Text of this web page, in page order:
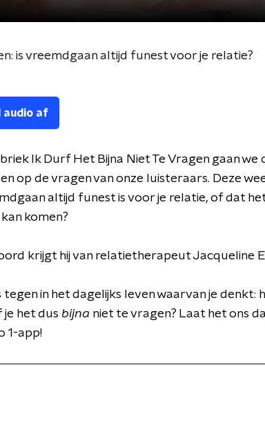
is vreemdgaan altijd funest voor je relatie?
audio af
Ik Durf Het Bijna Niet Te Vragen gaan we
op de vragen van onze luisteraars. Deze
altijd funest is voor je relatie, of dat
komen?
krijgt hij van relatietherapeut Jacqueline
tegen in het dagelijks leven waarvan je denkt:
het dus bijna niet te vragen? Laat het ons
1-app!